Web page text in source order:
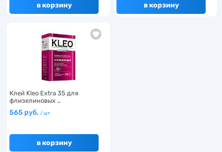
в корзину в корзину
Клей Kleo Extra 35 для
флизелиновых …
565 руб. / шт
в корзину